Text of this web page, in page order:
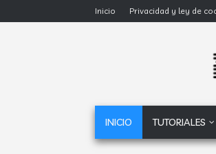
Inicio Privacidad y ley de
INICIO TUTORIALES